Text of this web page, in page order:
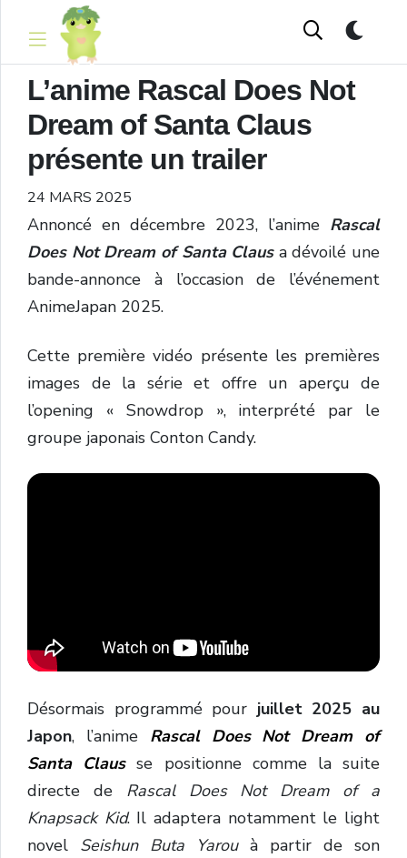
L’anime Rascal Does Not
Dream of Santa Claus
présente un trailer
24 MARS 2025
Annoncé en décembre 2023, l’anime Rascal
Does Not Dream of Santa Claus a dévoilé une
bande-annonce à l’occasion de l’événement
AnimeJapan 2025.
Cette première vidéo présente les premières
images de la série et offre un aperçu de
l’opening « Snowdrop », interprété par le
groupe japonais Conton ‌Candy.
Désormais programmé pour juillet 2025 au
Japon, l’anime Rascal Does Not Dream of
Santa Clausse positionne comme la suite
directe de Rascal Does Not Dream of a
Knapsack Kid. Il adaptera notamment le light
novel Seishun Buta Yarou à partir de son